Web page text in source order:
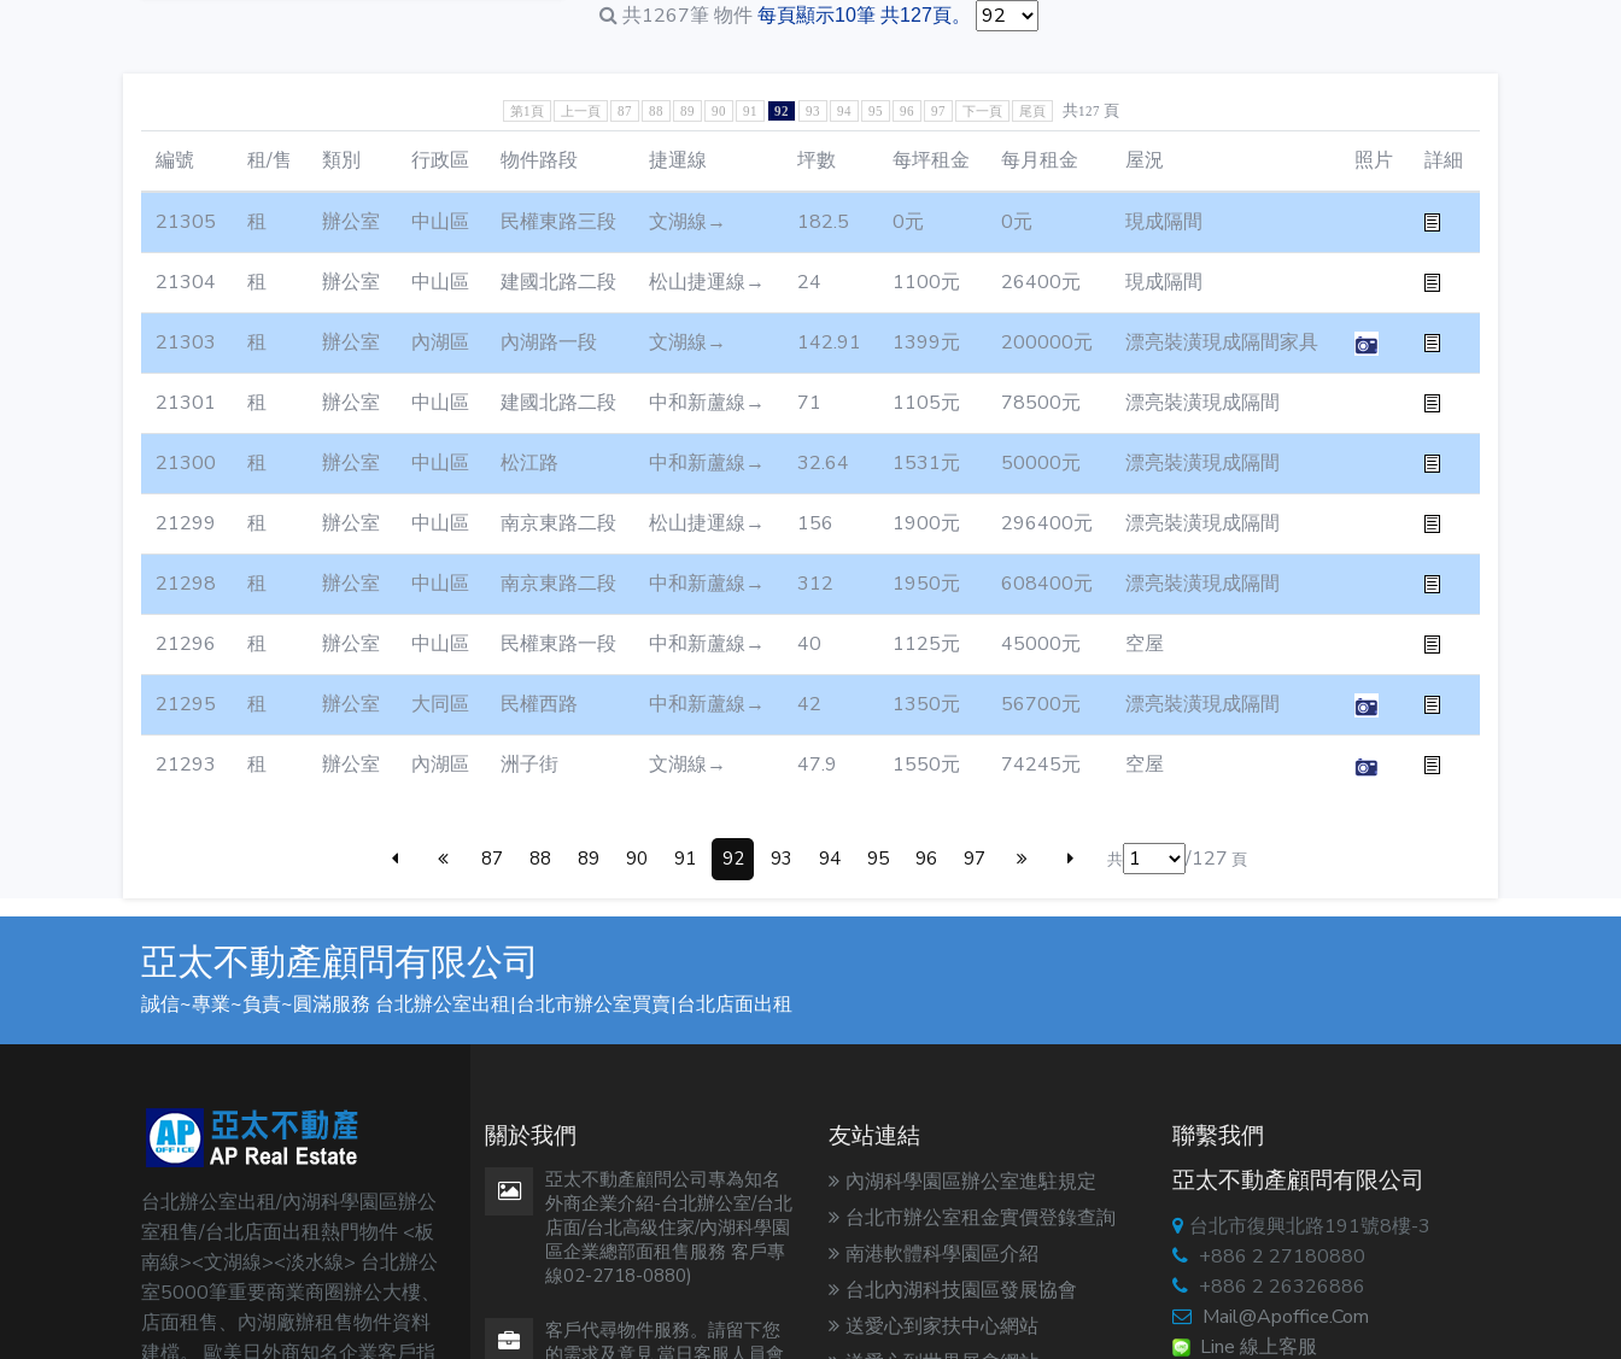
共1267筆 物件 每頁顯示10筆 共127頁。
第1頁 上一頁 87 88 89 90 91 92 93 94 95 96 97 下一頁 尾頁 共127 頁
編號 租/售 類別 行政區 物件路段 捷運線 坪數 每坪租金 每月租金 屋況 照片 詳細
21305 租 辦公室 中山區 民權東路三段 文湖線→ 182.5 0元 0元 現成隔間
21304 租 辦公室 中山區 建國北路二段 松山捷運線→ 24 1100元 26400元 現成隔間
21303 租 辦公室 內湖區 內湖路一段 文湖線→ 142.91 1399元 200000元 漂亮裝潢現成隔間家具
21301 租 辦公室 中山區 建國北路二段 中和新蘆線→ 71 1105元 78500元 漂亮裝潢現成隔間
21300 租 辦公室 中山區 松江路 中和新蘆線→ 32.64 1531元 50000元 漂亮裝潢現成隔間
21299 租 辦公室 中山區 南京東路二段 松山捷運線→ 156 1900元 296400元 漂亮裝潢現成隔間
21298 租 辦公室 中山區 南京東路二段 中和新蘆線→ 312 1950元 608400元 漂亮裝潢現成隔間
21296 租 辦公室 中山區 民權東路一段 中和新蘆線→ 40 1125元 45000元 空屋
21295 租 辦公室 大同區 民權西路 中和新蘆線→ 42 1350元 56700元 漂亮裝潢現成隔間
21293 租 辦公室 內湖區 洲子街 文湖線→ 47.9 1550元 74245元 空屋
87 88 89 90 91 92 93 94 95 96 97 共 /127 頁
亞太不動產顧問有限公司
誠信~專業~負責~圓滿服務 台北辦公室出租|台北市辦公室買賣|台北店面出租
台北辦公室出租/內湖科學園區辦公
室租售/台北店面出租熱門物件 <板
南線><文湖線><淡水線> 台北辦公
室5000筆重要商業商圈辦公大樓、
店面租售、內湖廠辦租售物件資料
建檔。 歐美日外商知名企業客戶指
關於我們
亞太不動產顧問公司專為知名
外商企業介紹-台北辦公室/台北
店面/台北高級住家/內湖科學園
區企業總部面租售服務 客戶專
線02-2718-0880)
客戶代尋物件服務。請留下您
的需求及意見.當日客服人員會
友站連結
內湖科學園區辦公室進駐規定
台北市辦公室租金實價登錄查詢
南港軟體科學園區介紹
台北內湖科技園區發展協會
送愛心到家扶中心網站
聯繫我們
亞太不動產顧問有限公司
台北市復興北路191號8樓-3
+886 2 27180880
+886 2 26326886
Mail@apoffice.com
Line 線上客服